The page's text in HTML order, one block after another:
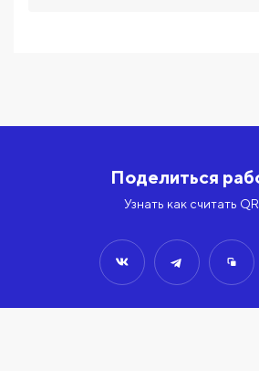
Поделиться
Узнать как считать